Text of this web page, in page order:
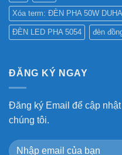
Xóa term: ĐÈN PHA 50W
ĐÈN LED PHA 5054 đèn
ĐĂNG KÝ NGAY
Đăng ký Email để cập
chúng tôi.